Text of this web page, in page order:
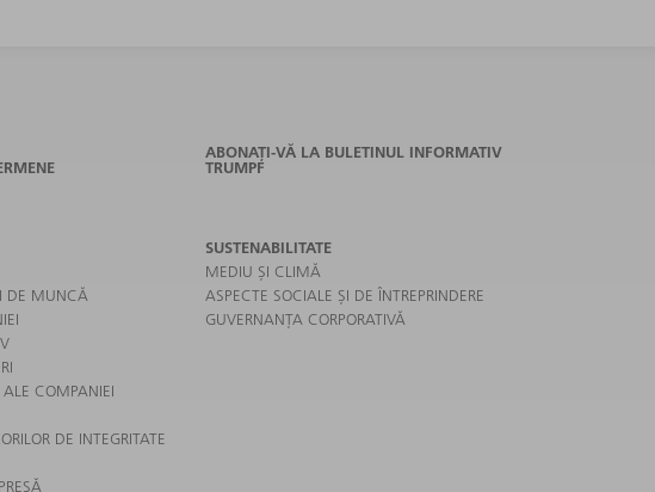
ABONAȚI-VĂ LA BULETINUL INFORMATIV
TRUMPF
DE MUNCĂ
COMPANIEI
DE INTEGRITATE
SUSTENABILITATE
MEDIU ȘI CLIMĂ
ASPECTE SOCIALE ȘI DE ÎNTREPRINDERE
GUVERNANȚA CORPORATIVĂ